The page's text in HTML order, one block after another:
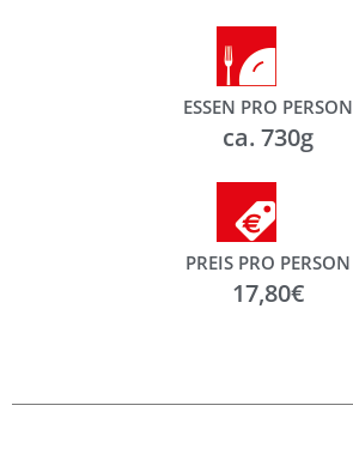
ESSEN PRO PERSON
ca. 730g
PREIS PRO PERSON
17,80€